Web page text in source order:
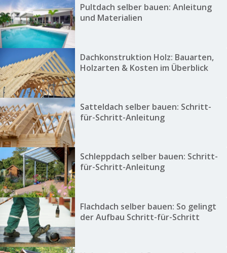
Pultdach selber bauen: Anleitung
und Materialien
Dachkonstruktion Holz: Bauarten,
Holzarten & Kosten im Überblick
Satteldach selber bauen: Schritt-
für-Schritt-Anleitung
Schleppdach selber bauen: Schritt-
für-Schritt-Anleitung
Flachdach selber bauen: So gelingt
der Aufbau Schritt-für-Schritt